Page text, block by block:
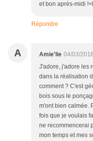
et bon après-midi
Répondre
A Amie'lie 04/03/
J'adore, j'adore les
dans la réalisation
comment ? C'est
bois sous le
m'ont bien calmée.
fois que je voulais
ne recommencerai
mon temps et mes